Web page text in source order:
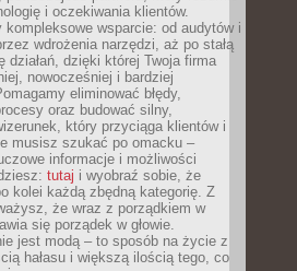
i oczekiwania klientów.
kompleksowe wsparcie: od audytów i
wdrożenia narzędzi, aż po stałą
działań, dzięki której Twoja firma
nowocześniej i bardziej
eliminować błędy,
oraz budować silny,
który przyciąga klientów i
musisz szukać po omacku –
informacje i możliwości
tutaj i wyobraź sobie, że
kolei każdą zbędną kategorię. Z
że wraz z porządkiem w
się porządek w głowie.
jest modą – to sposób na życie z
hałasu i większą ilością tego, co